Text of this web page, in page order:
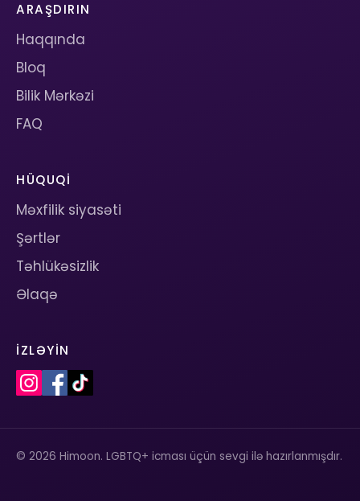
ARAŞDIRIN
Haqqında
Bloq
Bilik Mərkəzi
FAQ
HÜQUQI
Məxfilik siyasəti
Şərtlər
Təhlükəsizlik
Əlaqə
İZLƏYIN
© 2026 Himoon. LGBTQ+ icması üçün sevgi ilə hazırlanmışdır.